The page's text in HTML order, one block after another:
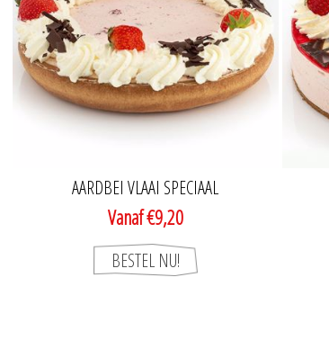
AARDBEI VLAAI SPECIAAL
Vanaf €9,20